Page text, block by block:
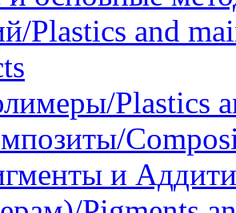
Plastics and
Plastics
и